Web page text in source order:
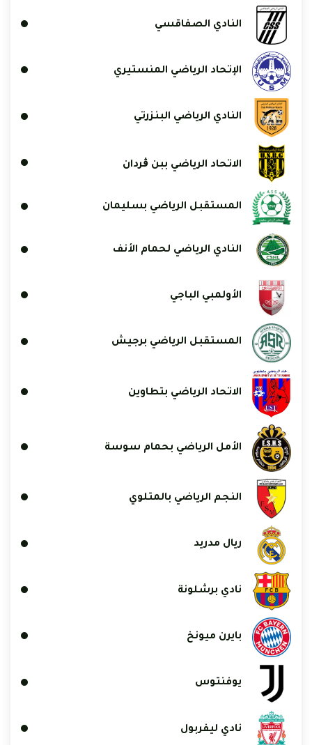
النادي الصفاقسي
الإتحاد الرياضي المنستيري
النادي الرياضي البنزرتي
الاتحاد الرياضي ببن ڨردان
المستقبل الرياضي بسليمان
النادي الرياضي لحمام الأنف
الأولمبي الباجي
المستقبل الرياضي برجيش
الاتحاد الرياضي بتطاوين
الأمل الرياضي بحمام سوسة
النجم الرياضي بالمتلوي
ريال مدريد
نادي برشلونة
بايرن ميونخ
يوفنتوس
نادي ليفربول